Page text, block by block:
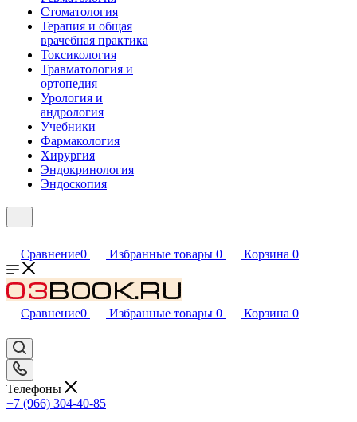
Стоматология
Терапия и общая
врачебная практика
Токсикология
Травматология и
ортопедия
Урология и
андрология
Учебники
Фармакология
Хирургия
Эндокринология
Эндоскопия
Сравнение0 Избранные товары 0 Корзина 0
Сравнение0 Избранные товары 0 Корзина 0
Телефоны
+7 (966) 304-40-85